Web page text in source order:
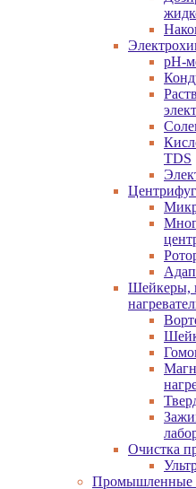
pH-
TDS
Шейкеры,
Очистка
Промышленные